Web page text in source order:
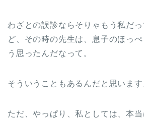
わざとの誤診ならそりゃもう私だ
ど、その時の先生は、息子のほっ
う思ったんだなって。
そういうこともあるんだと思います
ただ、やっぱり、私としては、本